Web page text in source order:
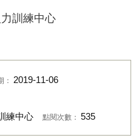
訓練中心
： 2019-11-06
練中心 點閱次數： 535